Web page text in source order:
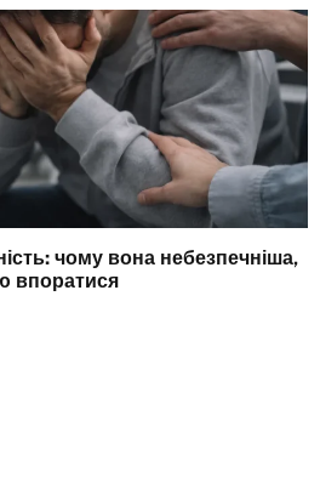
чому вона небезпечніша,
впоратися